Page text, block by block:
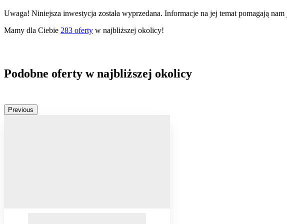
Uwaga! Niniejsza inwestycja została wyprzedana. Informacje na jej temat pomagają
Mamy dla Ciebie 283 oferty w najbliższej okolicy!
Podobne oferty w najbliższej okolicy
Previous